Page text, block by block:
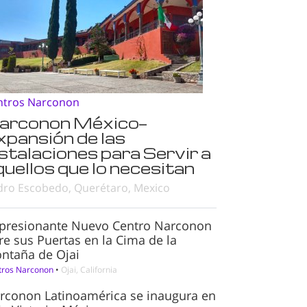
Narconon
México—
de las
para Servir a
que lo necesitan
Escobedo, Querétaro, Mexico
Nuevo Centro Narconon
sus Puertas en la Cima de la
de Ojai
Narconon • Ojai, California
Latinoamérica se inaugura en